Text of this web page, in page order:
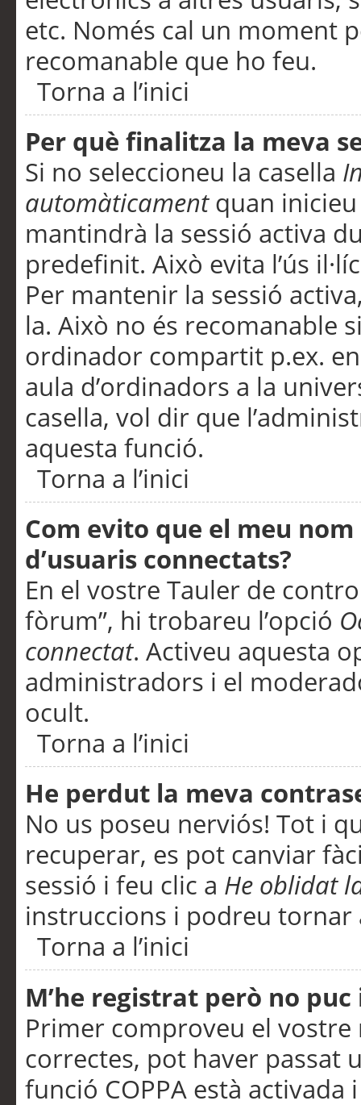
etc. Només cal un moment
recomanable que ho feu.
Torna a l’inici
Per què finalitza la meva
Si no seleccioneu la casella
automàticamentquan inicieu
mantindrà la sessió activa
predefinit. Això evita l’ús
Per mantenir la sessió
la. Això no és recomanable
ordinador compartit p.ex.
aula d’ordinadors a la
casella, vol dir que
aquesta funció.
Torna a l’inici
Com evito que el meu
d’usuaris connectats?
En el vostre Tauler de
fòrum”, hi trobareu l’opció
connectat. Activeu aquesta
administradors i el
ocult.
Torna a l’inici
He perdut la meva
No us poseu nerviós! Tot i
recuperar, es pot canviar
sessió i feu clic a He oblidat
instruccions i podreu tornar
Torna a l’inici
M’he registrat però no
Primer comproveu el vostre
correctes, pot haver passat
funció COPPA està